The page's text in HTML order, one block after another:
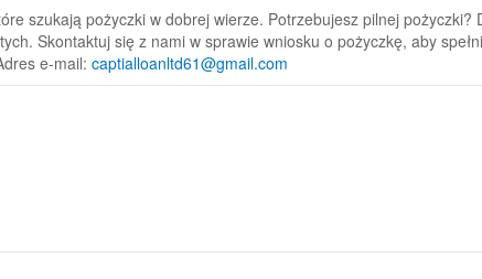
szukają pożyczki w dobrej wierze. Potrzebujesz pilnej pożyczki?
Skontaktuj się z nami w sprawie wniosku o pożyczkę, aby
e-mail: captialloanltd61@gmail.com